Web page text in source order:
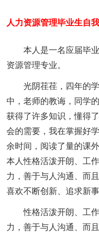
人力资源管理毕业生自
本人是一名应届毕业
资源管理专业。
光阴荏荏，四年的学
中，老师的教诲，同学
获得了许多知识，懂得
会的需要，我在掌握好
余时间，阅读了量的课
本人性格活泼开朗、工
力，善于与人沟通、而
喜欢不断创新、追求新事
性格活泼开朗、工作
力，善于与人沟通、而